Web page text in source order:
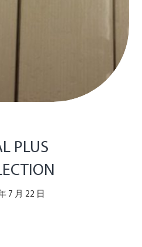
PLUS
7 月 22 日